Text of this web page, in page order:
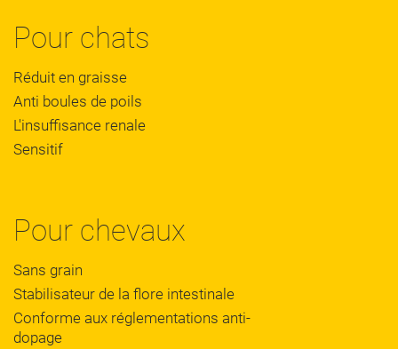
Pour chats
Réduit en graisse
Anti boules de poils
L'insuffisance renale
Sensitif
Pour chevaux
Sans grain
Stabilisateur de la flore intestinale
Conforme aux réglementations anti-
dopage